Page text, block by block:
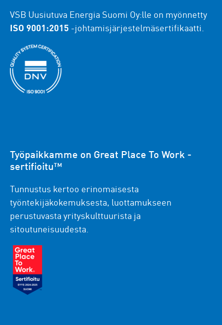
VSB Uusiutuva Energia Suomi Oy:lle on myönnetty
ISO 9001:2015 -johtamisjärjestelmäsertifikaatti.
Työpaikkamme on Great Place To Work -
sertifioitu™
Tunnustus kertoo erinomaisesta
työntekijäkokemuksesta, luottamukseen
perustuvasta yrityskulttuurista ja
sitoutuneisuudesta.